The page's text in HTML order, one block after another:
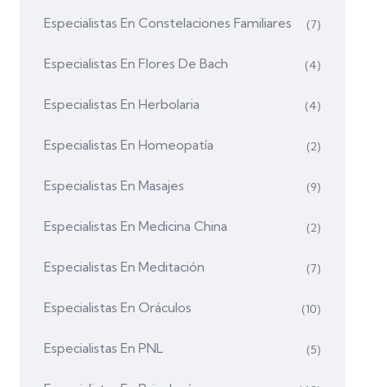
Especialistas En Constelaciones Familiares (7)
Especialistas En Flores De Bach (4)
Especialistas En Herbolaria (4)
Especialistas En Homeopatía (2)
Especialistas En Masajes (9)
Especialistas En Medicina China (2)
Especialistas En Meditación (7)
Especialistas En Oráculos (10)
Especialistas En PNL (5)